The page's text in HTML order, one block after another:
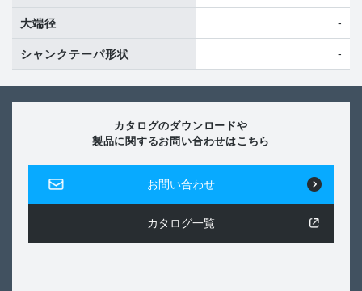
大端径 -
シャンクテーパ形状 -
カタログのダウンロードや
製品に関するお問い合わせはこちら
お問い合わせ
カタログ一覧